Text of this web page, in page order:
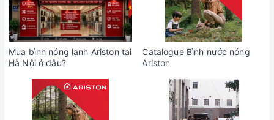
Mua bình nóng lạnh Ariston tại
Hà Nội ở đâu?
Catalogue Bình nước nóng
Ariston